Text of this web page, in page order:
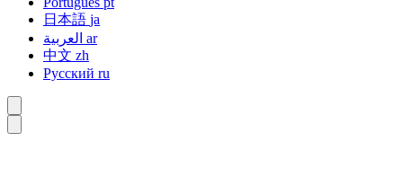
日本語 ja
ar
中文 zh
Русский ru